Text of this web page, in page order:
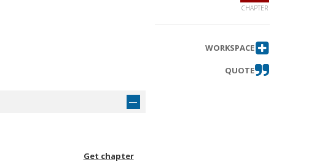
Get chapter
CHAPTER
WORKSPACE
QUOTE